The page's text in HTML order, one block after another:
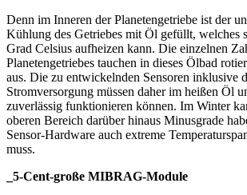
Denn im Inneren der Planetengetriebe ist der
Kühlung des Getriebes mit Öl gefüllt, welches
Grad Celsius aufheizen kann. Die einzelnen
Planetengetriebes tauchen in dieses Ölbad
aus. Die zu ent­wickelnden Sensoren inklusive
Stromversorgung müssen daher im heißen Öl
zuverlässig funktionieren können. Im Winter
oberen Bereich darüber hinaus Minusgrade
Sensor-Hardware auch extreme
muss.
_5-Cent-große MIBRAG-Module